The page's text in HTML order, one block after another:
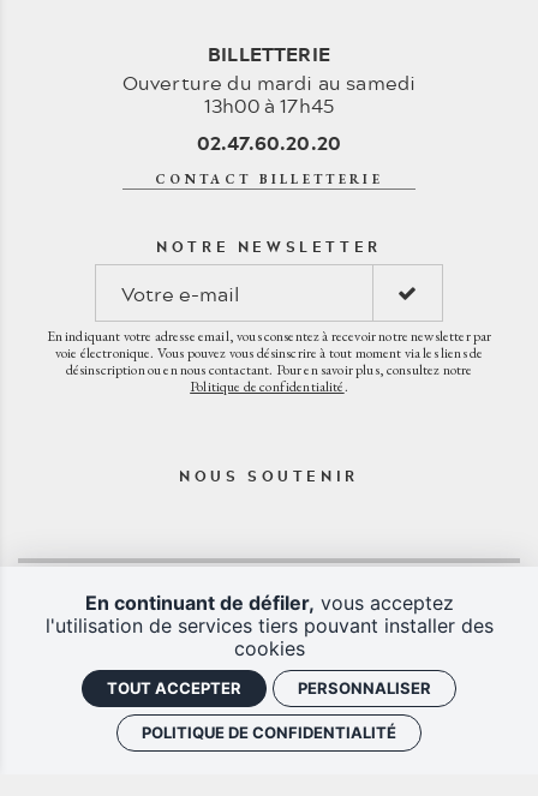
BILLETTERIE
Ouverture du mardi au samedi
13h00 à 17h45
02.47.60.20.20
CONTACT BILLETTERIE
NOTRE NEWSLETTER
En indiquant votre adresse email, vous consentez à recevoir notre newsletter par
voie électronique. Vous pouvez vous désinscrire à tout moment via les liens de
désinscription ou en nous contactant. Pour en savoir plus, consultez notre
Politique de confidentialité.
NOUS SOUTENIR
En continuant de défiler, vous acceptez
l'utilisation de services tiers pouvant installer des
cookies
TOUT ACCEPTER PERSONNALISER
POLITIQUE DE CONFIDENTIALITÉ